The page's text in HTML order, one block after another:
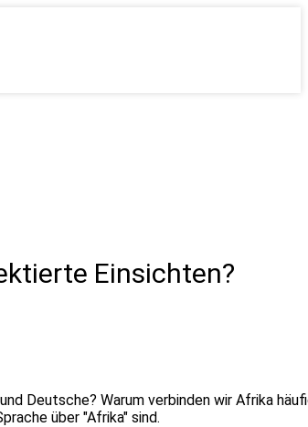
Einsichten?
Deutsche? Warum verbinden wir Afrika
über "Afrika" sind.